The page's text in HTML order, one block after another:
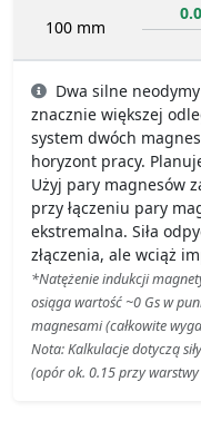
100 mm
Dwa silne
znacznie większej
system dwóch
horyzont pracy.
Użyj pary magnesów
przy łączeniu pary
ekstremalna. Siła
złączenia, ale wciąż
*Natężenie indukcji
osiąga wartość ~0 Gs w
magnesami (całkowite
Nota: Kalkulacje dotyczą
(opór ok. 0.15 przy